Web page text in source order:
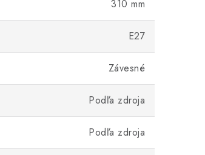
310 mm
E27
Závesné
Podľa zdroja
Podľa zdroja